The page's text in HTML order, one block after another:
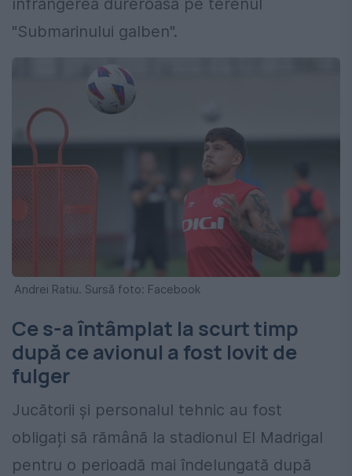
înfrângerea dureroasă pe terenul
"Submarinului galben".
Andrei Ratiu. Sursă foto: Facebook
Ce s-a întâmplat la scurt timp
după ce avionul a fost lovit de
fulger
Jucătorii și personalul tehnic au fost
obligați să rămână la stadionul El Madrigal
pentru o perioadă mai îndelungată după